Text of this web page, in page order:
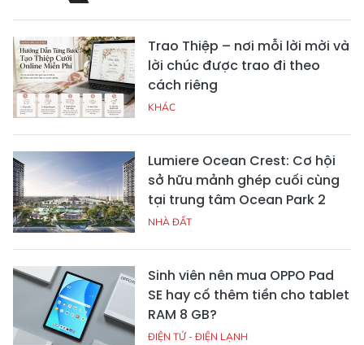
Trao Thiệp – nơi mỗi lời mời và
lời chúc được trao đi theo
cách riêng
KHÁC
Lumiere Ocean Crest: Cơ hội
sở hữu mảnh ghép cuối cùng
tại trung tâm Ocean Park 2
NHÀ ĐẤT
Sinh viên nên mua OPPO Pad
SE hay cố thêm tiền cho tablet
RAM 8 GB?
ĐIỆN TỬ - ĐIỆN LẠNH